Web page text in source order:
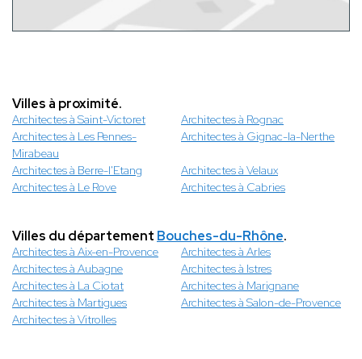
Villes à proximité.
Architectes à Saint-Victoret
Architectes à Rognac
Architectes à Les Pennes-
Mirabeau
Architectes à Gignac-la-Nerthe
Architectes à Berre-l'Etang
Architectes à Velaux
Architectes à Le Rove
Architectes à Cabries
Villes du département Bouches-du-Rhône.
Architectes à Aix-en-Provence
Architectes à Arles
Architectes à Aubagne
Architectes à Istres
Architectes à La Ciotat
Architectes à Marignane
Architectes à Martigues
Architectes à Salon-de-Provence
Architectes à Vitrolles